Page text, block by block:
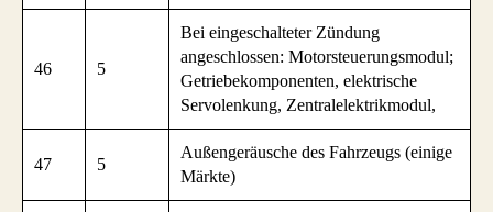
46 5
Bei eingeschalteter Zündung
angeschlossen: Motorsteuerungsmodul;
Getriebekomponenten, elektrische
Servolenkung, Zentralelektrikmodul,
47 5
Außengeräusche des Fahrzeugs (einige
Märkte)